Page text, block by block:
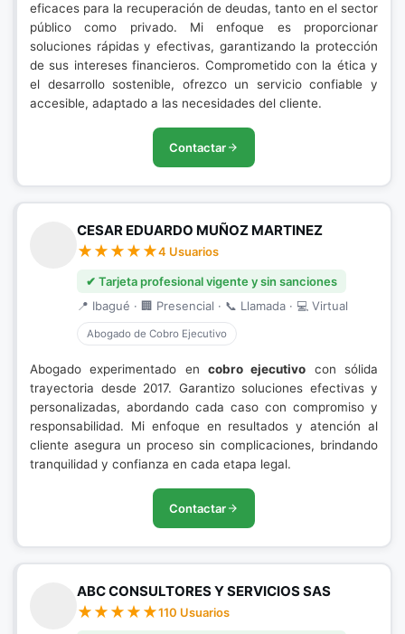
eficaces para la recuperación de deudas, tanto en el sector
público como privado. Mi enfoque es proporcionar
soluciones rápidas y efectivas, garantizando la protección
de sus intereses financieros. Comprometido con la ética y
el desarrollo sostenible, ofrezco un servicio confiable y
accesible, adaptado a las necesidades del cliente.
Contactar
CESAR EDUARDO MUÑOZ MARTINEZ
4 Usuarios
✔ Tarjeta profesional vigente y sin sanciones
📍 Ibagué · 🏢 Presencial · 📞 Llamada · 💻 Virtual
Abogado de Cobro Ejecutivo
Abogado experimentado en cobro ejecutivo con sólida
trayectoria desde 2017. Garantizo soluciones efectivas y
personalizadas, abordando cada caso con compromiso y
responsabilidad. Mi enfoque en resultados y atención al
cliente asegura un proceso sin complicaciones, brindando
tranquilidad y confianza en cada etapa legal.
Contactar
ABC CONSULTORES Y SERVICIOS SAS
110 Usuarios